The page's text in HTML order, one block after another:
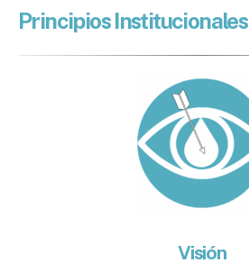
Principios Institucionales
Visión